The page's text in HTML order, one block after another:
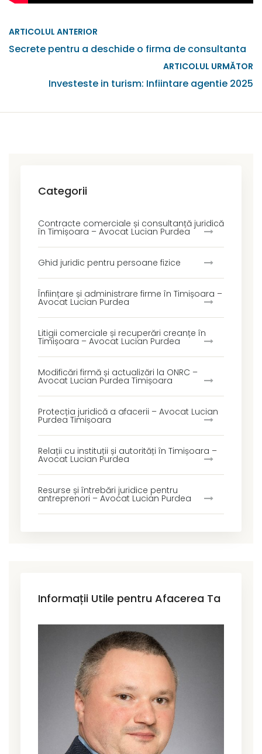
ARTICOLUL ANTERIOR
Secrete pentru a deschide o firma de consultanta
ARTICOLUL URMĂTOR
Investeste in turism: Infiintare agentie 2025
Categorii
Contracte comerciale și consultanță juridică
în Timișoara – Avocat Lucian Purdea
Ghid juridic pentru persoane fizice
Înființare și administrare firme în Timișoara –
Avocat Lucian Purdea
Litigii comerciale și recuperări creanțe în
Timișoara – Avocat Lucian Purdea
Modificări firmă și actualizări la ONRC –
Avocat Lucian Purdea Timișoara
Protecția juridică a afacerii – Avocat Lucian
Purdea Timișoara
Relații cu instituții și autorități în Timișoara –
Avocat Lucian Purdea
Resurse și întrebări juridice pentru
antreprenori – Avocat Lucian Purdea
Informații Utile pentru Afacerea Ta